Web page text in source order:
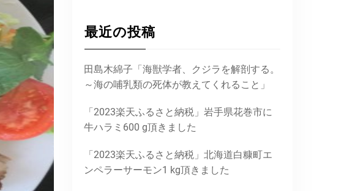
最近の投稿
田島木綿子「海獣学者、クジラを解剖する。
～海の哺乳類の死体が教えてくれること」
「2023楽天ふるさと納税」岩手県花巻市に
牛ハラミ600 g頂きました
「2023楽天ふるさと納税」北海道白糠町エ
ンペラーサーモン1 kg頂きました